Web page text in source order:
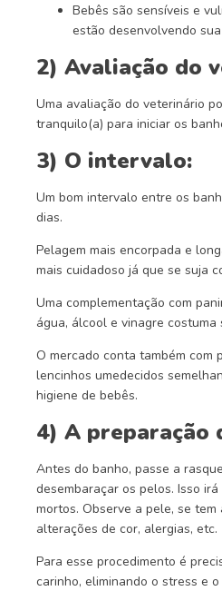
Bebês são sensíveis e
estão desenvolvendo
2) Avaliação do
Uma avaliação do veterinário
tranquilo(a) para iniciar os
3) O intervalo:
Um bom intervalo entre os
dias.
Pelagem mais encorpada e
mais cuidadoso já que se suja
Uma complementação com
água, álcool e vinagre costuma
O mercado conta também com
lencinhos umedecidos
higiene de bebês.
4) A preparação
Antes do banho, passe a
desembaraçar os pelos. Isso
mortos. Observe a pele, se tem
alterações de cor, alergias, etc.
Para esse procedimento é
carinho, eliminando o stress e